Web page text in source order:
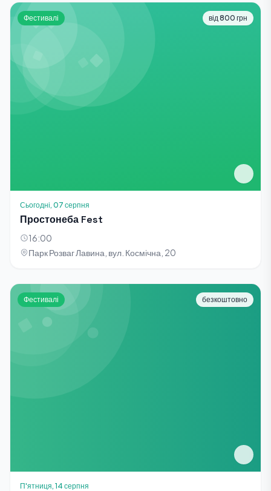
Фестивалі від 800 грн
Сьогодні, 07 серпня
Простонеба Fest
16:00
Парк Розваг Лавина, вул. Космічна, 20
Фестивалі безкоштовно
П'ятниця, 14 серпня